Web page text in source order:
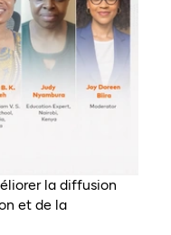
la diffusion
et de la